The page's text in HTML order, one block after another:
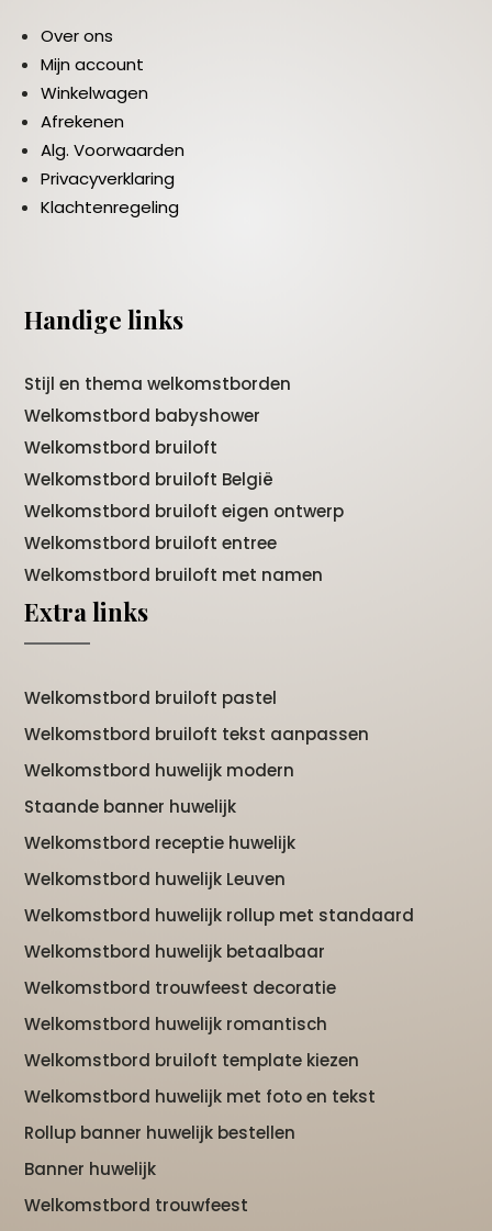
Over ons
Mijn account
Winkelwagen
Afrekenen
Alg. Voorwaarden
Privacyverklaring
Klachtenregeling
Handige links
Stijl en thema welkomstborden
Welkomstbord babyshower
Welkomstbord bruiloft
Welkomstbord bruiloft België
Welkomstbord bruiloft eigen ontwerp
Welkomstbord bruiloft entree
Welkomstbord bruiloft met namen
Extra links
Welkomstbord bruiloft pastel
Welkomstbord bruiloft tekst aanpassen
Welkomstbord huwelijk modern
Staande banner huwelijk
Welkomstbord receptie huwelijk
Welkomstbord huwelijk Leuven
Welkomstbord huwelijk rollup met standaard
Welkomstbord huwelijk betaalbaar
Welkomstbord trouwfeest decoratie
Welkomstbord huwelijk romantisch
Welkomstbord bruiloft template kiezen
Welkomstbord huwelijk met foto en tekst
Rollup banner huwelijk bestellen
Banner huwelijk
Welkomstbord trouwfeest